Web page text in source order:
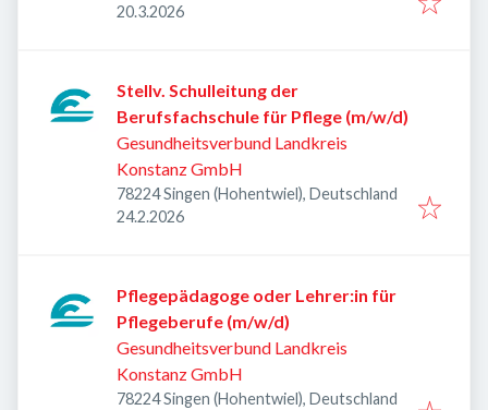
Veröffentlicht
20.3.2026
Stellv. Schulleitung der
Berufsfachschule für Pflege (m/w/d)
Gesundheitsverbund Landkreis
Konstanz GmbH
78224 Singen (Hohentwiel), Deutschland
Veröffentlicht
24.2.2026
Pflegepädagoge oder Lehrer:in für
Pflegeberufe (m/w/d)
Gesundheitsverbund Landkreis
Konstanz GmbH
78224 Singen (Hohentwiel), Deutschland